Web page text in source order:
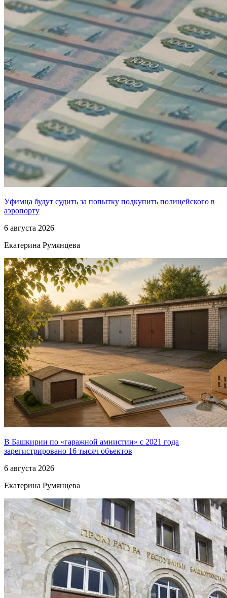
Уфимца будут судить за попытку подкупить полицейского в
аэропорту
6 августа 2026
Екатерина Румянцева
В Башкирии по «гаражной амнистии» с 2021 года
зарегистрировано 16 тысяч объектов
6 августа 2026
Екатерина Румянцева